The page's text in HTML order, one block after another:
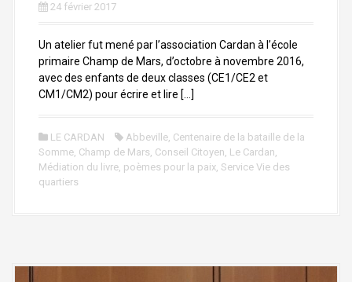
24 février 2017
Un atelier fut mené par l’association Cardan à l’école
primaire Champ de Mars, d’octobre à novembre 2016,
avec des enfants de deux classes (CE1/CE2 et
CM1/CM2) pour écrire et lire […]
LE CARDAN Abbeville, Centenaire de la bataille de la
Somme, Champ de Mars, Conseil Citoyen, Le Cardan,
Médiation du livre, poèmes pour la paix, Service Vie des
quartiers